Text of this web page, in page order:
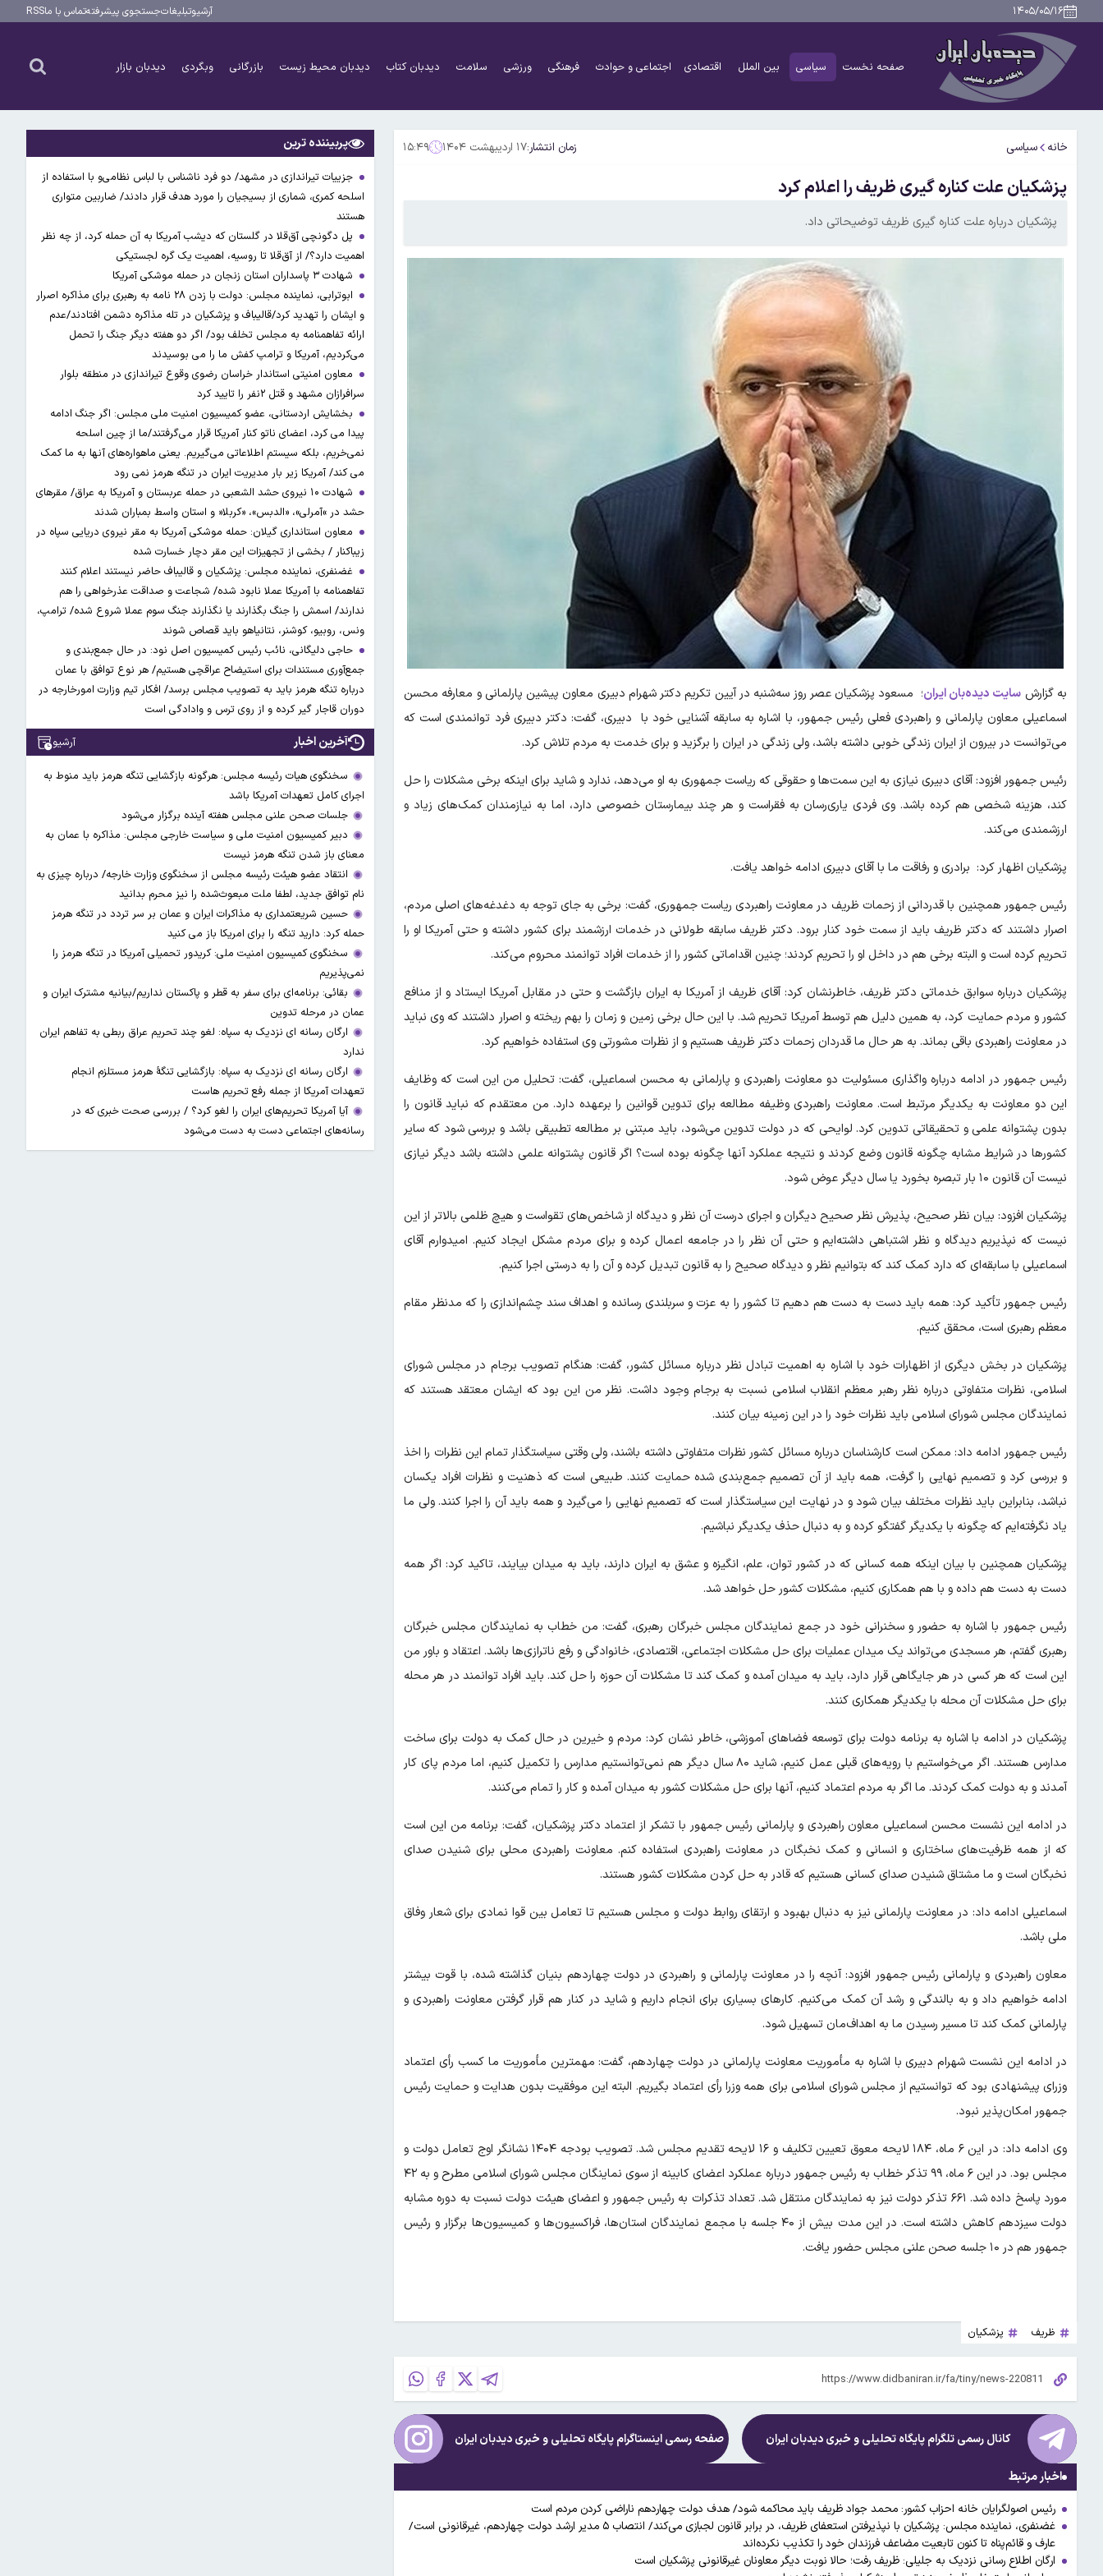
۱۴۰۵/۰۵/۱۶ آرشیوتبلیغاتجستجوی پیشرفتهتماس با ماRSS
صفحه نخست سیاسی بین الملل اقتصادی اجتماعی و حوادث فرهنگی ورزشی سلامت دیدبان کتاب دیدبان محیط زیست بازرگانی وبگردی دیدبان بازار
خانه سیاسی زمان انتشار:۱۷ اردیبهشت ۱۴۰۴ ۱۵:۴۹
پزشکیان علت کناره گیری ظریف را اعلام کرد
پزشکیان درباره علت کناره گیری ظریف توضیحاتی داد.
به گزارش سایت دیده‌بان ایران؛ مسعود پزشکیان عصر روز سه‌شنبه در آیین تکریم دکتر شهرام دبیری معاون پیشین پارلمانی و معارفه محسن
اسماعیلی معاون پارلمانی و راهبردی فعلی رئیس جمهور، با اشاره به سابقه آشنایی خود با دبیری، گفت: دکتر دبیری فرد توانمندی است که
می‌توانست در بیرون از ایران زندگی خوبی داشته باشد، ولی زندگی در ایران را برگزید و برای خدمت به مردم تلاش کرد.
رئیس جمهور افزود: آقای دبیری نیازی به این سمت‌ها و حقوقی که ریاست جمهوری به او می‌دهد، ندارد و شاید برای اینکه برخی مشکلات را حل
کند، هزینه شخصی هم کرده باشد. وی فردی یاری‌رسان به فقراست و هر چند بیمارستان خصوصی دارد، اما به نیازمندان کمک‌های زیاد و
ارزشمندی می‌کند.
پزشکیان اظهار کرد: برادری و رفاقت ما با آقای دبیری ادامه خواهد یافت.
رئیس جمهور همچنین با قدردانی از زحمات ظریف در معاونت راهبردی ریاست جمهوری، گفت: برخی به جای توجه به دغدغه‌های اصلی مردم،
اصرار داشتند که دکتر ظریف باید از سمت خود کنار برود. دکتر ظریف سابقه طولانی در خدمات ارزشمند برای کشور داشته و حتی آمریکا او را
تحریم کرده است و البته برخی هم در داخل او را تحریم کردند؛ چنین اقداماتی کشور را از خدمات افراد توانمند محروم می‌کند.
پزشکیان درباره سوابق خدماتی دکتر ظریف، خاطرنشان کرد: آقای ظریف از آمریکا به ایران بازگشت و حتی در مقابل آمریکا ایستاد و از منافع
کشور و مردم حمایت کرد، به همین دلیل هم توسط آمریکا تحریم شد. با این حال برخی زمین و زمان را بهم ریخته و اصرار داشتند که وی نباید
در معاونت راهبردی باقی بماند. به هر حال ما قدردان زحمات دکتر ظریف هستیم و از نظرات مشورتی وی استفاده خواهیم کرد.
رئیس جمهور در ادامه درباره واگذاری مسئولیت دو معاونت راهبردی و پارلمانی به محسن اسماعیلی، گفت: تحلیل من این است که وظایف
این دو معاونت به یکدیگر مرتبط است. معاونت راهبردی وظیفه مطالعه برای تدوین قوانین را برعهده دارد. من معتقدم که نباید قانون را
بدون پشتوانه علمی و تحقیقاتی تدوین کرد. لوایحی که در دولت تدوین می‌شود، باید مبتنی بر مطالعه تطبیقی باشد و بررسی شود که سایر
کشورها در شرایط مشابه چگونه قانون وضع کردند و نتیجه عملکرد آنها چگونه بوده است؟ اگر قانون پشتوانه علمی داشته باشد دیگر نیازی
نیست آن قانون ۱۰ بار تبصره بخورد یا سال دیگر عوض شود.
پزشکیان افزود: بیان نظر صحیح، پذیرش نظر صحیح دیگران و اجرای درست آن نظر و دیدگاه از شاخص‌های تقواست و هیچ ظلمی بالاتر از این
نیست که نپذیریم دیدگاه و نظر اشتباهی داشته‌ایم و حتی آن نظر را در جامعه اعمال کرده و برای مردم مشکل ایجاد کنیم. امیدوارم آقای
اسماعیلی با سابقه‌ای که دارد کمک کند که بتوانیم نظر و دیدگاه صحیح را به قانون تبدیل کرده و آن را به درستی اجرا کنیم.
رئیس جمهور تأکید کرد: همه باید دست به دست هم دهیم تا کشور را به عزت و سربلندی رسانده و اهداف سند چشم‌اندازی را که مدنظر مقام
معظم رهبری است، محقق کنیم.
پزشکیان در بخش دیگری از اظهارات خود با اشاره به اهمیت تبادل ‌نظر درباره مسائل کشور، گفت: هنگام تصویب برجام در مجلس شورای
اسلامی، نظرات متفاوتی درباره نظر رهبر معظم انقلاب اسلامی نسبت به برجام وجود داشت. نظر من این بود که ایشان معتقد هستند که
نمایندگان مجلس شورای اسلامی باید نظرات خود را در این زمینه بیان کنند.
رئیس جمهور ادامه داد: ممکن است کارشناسان درباره مسائل کشور نظرات متفاوتی داشته باشند، ولی وقتی سیاستگذار تمام این نظرات را اخذ
و بررسی کرد و تصمیم نهایی را گرفت، همه باید از آن تصمیم جمع‌بندی شده حمایت کنند. طبیعی است که ذهنیت و نظرات افراد یکسان
نباشد، بنابراین باید نظرات مختلف بیان شود و در نهایت این سیاستگذار است که تصمیم نهایی را می‌گیرد و همه باید آن را اجرا کنند. ولی ما
یاد نگرفته‌ایم که چگونه با یکدیگر گفتگو کرده و به دنبال حذف یکدیگر نباشیم.
پزشکیان همچنین با بیان اینکه همه کسانی که در کشور توان، علم، انگیزه و عشق به ایران دارند، باید به میدان بیایند، تاکید کرد: اگر همه
دست به دست هم داده و با هم همکاری کنیم، مشکلات کشور حل خواهد شد.
رئیس جمهور با اشاره به حضور و سخنرانی خود در جمع نمایندگان مجلس خبرگان رهبری، گفت: من خطاب به نمایندگان مجلس خبرگان
رهبری گفتم، هر مسجدی می‌تواند یک میدان عملیات برای حل مشکلات اجتماعی، اقتصادی، خانوادگی و رفع ناترازی‌ها باشد. اعتقاد و باور من
این است که هر کسی در هر جایگاهی قرار دارد، باید به میدان آمده و کمک کند تا مشکلات آن حوزه را حل کند. باید افراد توانمند در هر محله
برای حل مشکلات آن محله با یکدیگر همکاری کنند.
پزشکیان در ادامه با اشاره به برنامه دولت برای توسعه فضاهای آموزشی، خاطر نشان کرد: مردم و خیرین در حال کمک به دولت برای ساخت
مدارس هستند. اگر می‌خواستیم با رویه‌های قبلی عمل کنیم، شاید ۸۰ سال دیگر هم نمی‌توانستیم مدارس را تکمیل کنیم، اما مردم پای کار
آمدند و به دولت کمک کردند. ما اگر به مردم اعتماد کنیم، آنها برای حل مشکلات کشور به میدان آمده و کار را تمام می‌کنند.
در ادامه این نشست محسن اسماعیلی معاون راهبردی و پارلمانی رئیس جمهور با تشکر از اعتماد دکتر پزشکیان، گفت: برنامه من این است
که از همه ظرفیت‌های ساختاری و انسانی و کمک نخبگان در معاونت راهبردی استفاده کنم. معاونت راهبردی محلی برای شنیدن صدای
نخبگان است و ما مشتاق شنیدن صدای کسانی هستیم که قادر به حل کردن مشکلات کشور هستند.
اسماعیلی ادامه داد: در معاونت پارلمانی نیز به دنبال بهبود و ارتقای روابط دولت و مجلس هستیم تا تعامل بین قوا نمادی برای شعار وفاق
ملی باشد.
معاون راهبردی و پارلمانی رئیس جمهور افزود: آنچه را در معاونت پارلمانی و راهبردی در دولت چهاردهم بنیان گذاشته شده، با قوت بیشتر
ادامه خواهیم داد و به بالندگی و رشد آن کمک می‌کنیم. کارهای بسیاری برای انجام داریم و شاید در کنار هم قرار گرفتن معاونت راهبردی و
پارلمانی کمک کند تا مسیر رسیدن ما به اهداف‌مان تسهیل شود.
در ادامه این نشست شهرام دبیری با اشاره به مأموریت معاونت پارلمانی در دولت چهاردهم، گفت: مهمترین مأموریت ما کسب رأی اعتماد
وزرای پیشنهادی بود که توانستیم از مجلس شورای اسلامی برای همه وزرا رأی اعتماد بگیریم. البته این موفقیت بدون هدایت و حمایت رئیس
جمهور امکان‌پذیر نبود.
وی ادامه داد: در این ۶ ماه، ۱۸۴ لایحه معوق تعیین تکلیف و ۱۶ لایحه تقدیم مجلس شد. تصویب بودجه ۱۴۰۴ نشانگر اوج تعامل دولت و
مجلس بود. در این ۶ ماه، ۹۹ تذکر خطاب به رئیس جمهور درباره عملکرد اعضای کابینه از سوی نماینگان مجلس شورای اسلامی مطرح و به ۴۲
مورد پاسخ داده شد. ۶۶۱ تذکر دولت نیز به نمایندگان منتقل شد. تعداد تذکرات به رئیس جمهور و اعضای هیئت دولت نسبت به دوره مشابه
دولت سیزدهم کاهش داشته است. در این مدت بیش از ۴۰ جلسه با مجمع نمایندگان استان‌ها، فراکسیون‌ها و کمیسیون‌ها برگزار و رئیس
جمهور هم در ۱۰ جلسه صحن علنی مجلس حضور یافت.
ظریف پزشکیان
کانال رسمی تلگرام پایگاه تحلیلی و خبریدیدبان ایران صفحه رسمی اینستاگرام پایگاه تحلیلی و خبریدیدبان ایران
اخبار مرتبط
رئیس اصولگرایان خانه احزاب کشور: محمد جواد ظریف باید محاکمه شود/ هدف دولت چهاردهم ناراضی کردن مردم است
غضنفری، نماینده مجلس: پزشکیان با نپذیرفتن استعفای ظریف، در برابر قانون لجبازی می‌کند/ انتصاب ۵ مدیر ارشد دولت چهاردهم، غیرقانونی است/
عارف و قائم‌پناه تا کنون تابعیت مضاعف فرزندان خود را تکذیب نکرده‌اند
ارگان اطلاع رسانی نزدیک به جلیلی: ظریف رفت؛ حالا نوبت دیگر معاونان غیرقانونی پزشکیان است
پربیننده ترین
جزییات تیراندازی در مشهد/ دو فرد ناشناس با لباس نظامی‌و با استفاده از
اسلحه کمری، شماری از بسیجیان را مورد هدف قرار دادند/ ضاربین متواری
هستند
پل دگونچی آق‌قلا در گلستان که دیشب آمریکا به آن حمله کرد، از چه نظر
اهمیت دارد؟/ از آق‌قلا تا روسیه، اهمیت یک گره لجستیکی
شهادت ۳ ‌پاسداران استان زنجان در حمله موشکی آمریکا
ابوترابی، نماینده مجلس: دولت با زدن ۲۸ نامه به رهبری برای مذاکره اصرار
و ایشان را تهدید کرد/قالیباف و پزشکیان در تله مذاکره دشمن افتادند/عدم
ارائه تفاهمنامه به مجلس تخلف بود/ اگر دو هفته دیگر جنگ را تحمل
می‌کردیم، آمریکا و ترامپ کفش ما را می بوسیدند
معاون امنیتی استاندار خراسان رضوی وقوع تیراندازی در منطقه بلوار
سرافرازان مشهد و قتل ۲نفر را تایید کرد
بخشایش اردستانی، عضو کمیسیون امنیت ملی مجلس: اگر جنگ ادامه
پیدا می کرد، اعضای ناتو کنار آمریکا قرار می‌گرفتند/ما از چین اسلحه
نمی‌خریم، بلکه سیستم اطلاعاتی می‌گیریم. یعنی ماهواره‌های آنها به ما کمک
می کند/ آمریکا زیر بار مدیریت ایران در تنگه هرمز نمی رود
شهادت ۱۰ نیروی حشد الشعبی در حمله عربستان و آمریکا به عراق/ مقرهای
حشد در »آمرلی»، «الدبس»، «کربلا« و استان واسط بمباران شدند
معاون استانداری گیلان: حمله موشکی آمریکا به مقر نیروی دریایی سپاه در
زیباکنار / بخشی از تجهیزات این مقر دچار خسارت شده
غضنفری، نماینده مجلس: پزشکیان و قالیباف حاضر نیستند اعلام کنند
تفاهمنامه با آمریکا عملا نابود شده/ شجاعت و صداقت عذرخواهی را هم
ندارند/ اسمش را جنگ بگذارند یا نگذارند جنگ سوم عملا شروع شده/ ترامپ،
ونس، روبیو، کوشنر، نتانیاهو باید قصاص شوند
حاجی دلیگانی، نائب رئیس کمیسیون اصل نود: در حال جمع‌بندی و
جمع‌آوری مستندات برای استیضاح عراقچی هستیم/ هر نوع توافق با عمان
درباره تنگه هرمز باید به تصویب مجلس برسد/ افکار تیم وزارت امورخارجه در
دوران قاجار گیر کرده و از روی ترس و وادادگی است
آخرین اخبار آرشیو
سخنگوی هیات رئیسه مجلس: هرگونه بازگشایی تنگه هرمز باید منوط به
اجرای کامل تعهدات آمریکا باشد
جلسات صحن علنی مجلس هفته آینده برگزار می‌شود
دبیر کمیسیون امنیت ملی و سیاست خارجی مجلس: مذاکره با عمان به
معنای باز شدن تنگه هرمز نیست
انتقاد عضو هیئت رئیسه مجلس از سخنگوی وزارت خارجه/ درباره چیزی به
نام توافق جدید، لطفا ملت مبعوث‌شده را نیز محرم بدانید
حسین شریعتمداری به مذاکرات ایران و عمان بر سر تردد در تنگه هرمز
حمله کرد: دارید تنگه را برای امریکا باز می کنید
سخنگوی کمیسیون امنیت ملی: کریدور تحمیلی آمریکا در تنگه هرمز را
نمی‌پذیریم
بقائی: برنامه‌ای برای سفر به قطر و پاکستان نداریم/بیانیه مشترک ایران و
عمان در مرحله تدوین
ارگان رسانه ای نزدیک به سپاه: لغو چند تحریم عراق ربطی به تفاهم ایران
ندارد
ارگان رسانه ای نزدیک به سپاه: بازگشایی تنگۀ هرمز مستلزم انجام
تعهدات آمریکا از جمله رفع تحریم هاست
آیا آمریکا تحریم‌های ایران را لغو کرد؟ / بررسی صحت خبری که در
رسانه‌های اجتماعی دست به دست می‌شود